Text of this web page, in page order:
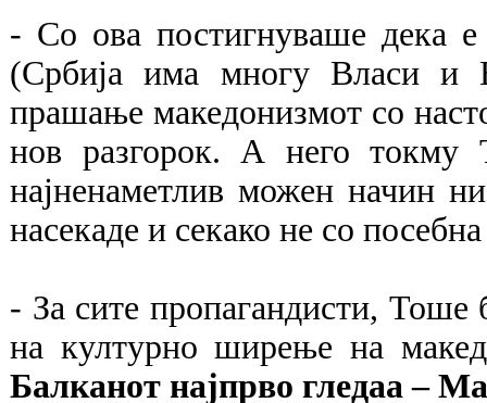
- Со ова постигнуваше дека
(Србија има многу Власи и
прашање македонизмот со
нов разгорок. А него токму
најненаметлив можен начин
насекаде и секако не со
- За сите пропагандисти, Тоше
на културно ширење на
Балканот најпрво гледаа –